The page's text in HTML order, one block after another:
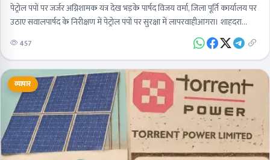
पेट्रोल पंपों पर जर्जर अग्निशामक यंत्र देख भड़के पार्षद विजय वर्मा, जिला पूर्ति कार्यालय पर
उठाए सवालपार्षद के निरीक्षण में पेट्रोल पंपों पर सुरक्षा में लापरवाहीआगरा। शाहदरा
पार्षद…457
व्यापार